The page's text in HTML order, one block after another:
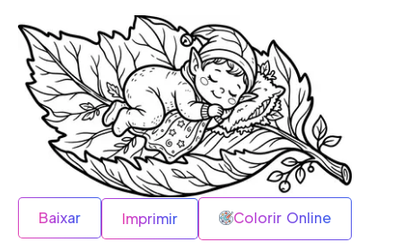
Baixar Imprimir Colorir Online